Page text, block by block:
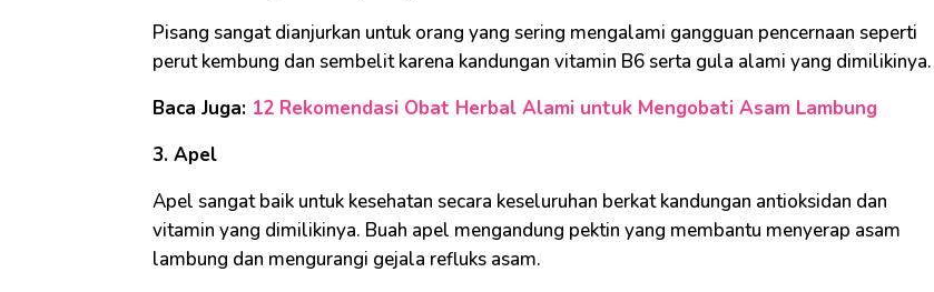
Pisang sangat dianjurkan untuk orang yang sering mengalami gangguan pencernaan seperti
perut kembung dan sembelit karena kandungan vitamin B6 serta gula alami yang dimilikinya.
Baca Juga: 12 Rekomendasi Obat Herbal Alami untuk Mengobati Asam Lambung
3. Apel
Apel sangat baik untuk kesehatan secara keseluruhan berkat kandungan antioksidan dan
vitamin yang dimilikinya. Buah apel mengandung pektin yang membantu menyerap asam
lambung dan mengurangi gejala refluks asam.